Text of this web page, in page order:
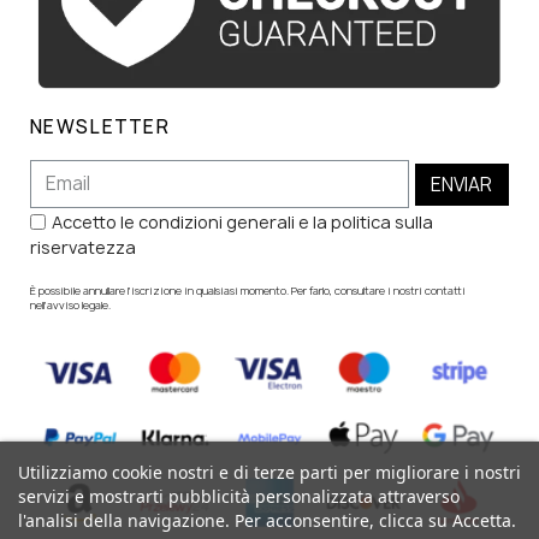
NEWSLETTER
ENVIAR
Accetto le condizioni generali e la politica sulla
riservatezza
È possibile annullare l'iscrizione in qualsiasi momento. Per farlo, consultare i nostri contatti
nell'avviso legale.
Utilizziamo cookie nostri e di terze parti per migliorare i nostri
servizi e mostrarti pubblicità personalizzata attraverso
l'analisi della navigazione. Per acconsentire, clicca su Accetta.